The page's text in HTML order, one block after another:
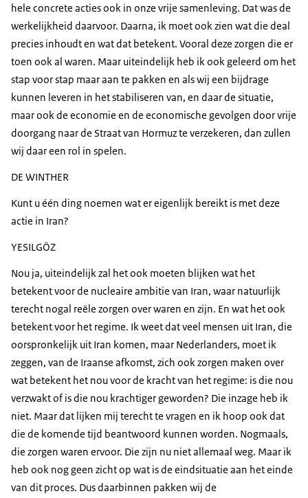
hele concrete acties ook in onze vrije samenleving. Dat was de
werkelijkheid daarvoor. Daarna, ik moet ook zien wat die deal
precies inhoudt en wat dat betekent. Vooral deze zorgen die er
toen ook al waren. Maar uiteindelijk heb ik ook geleerd om het
stap voor stap maar aan te pakken en als wij een bijdrage
kunnen leveren in het stabiliseren van, en daar de situatie,
maar ook de economie en de economische gevolgen door vrije
doorgang naar de Straat van Hormuz te verzekeren, dan zullen
wij daar een rol in spelen.
DE WINTHER
Kunt u één ding noemen wat er eigenlijk bereikt is met deze
actie in Iran?
YESILGÖZ
Nou ja, uiteindelijk zal het ook moeten blijken wat het
betekent voor de nucleaire ambitie van Iran, waar natuurlijk
terecht nogal reële zorgen over waren en zijn. En wat het ook
betekent voor het regime. Ik weet dat veel mensen uit Iran, die
oorspronkelijk uit Iran komen, maar Nederlanders, moet ik
zeggen, van de Iraanse afkomst, zich ook zorgen maken over
wat betekent het nou voor de kracht van het regime: is die nou
verzwakt of is die nou krachtiger geworden? Die inzage heb ik
niet. Maar dat lijken mij terecht te vragen en ik hoop ook dat
die de komende tijd beantwoord kunnen worden. Nogmaals,
die zorgen waren ervoor. Die zijn nu niet allemaal weg. Maar ik
heb ook nog geen zicht op wat is de eindsituatie aan het einde
van dit proces. Dus daarbinnen pakken wij de